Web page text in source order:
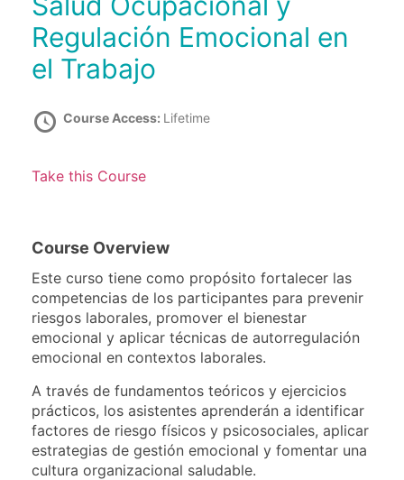
Regulación Emocional en
el Trabajo
Course Access: Lifetime
Take this Course
Course Overview
Este curso tiene como propósito fortalecer las
competencias de los participantes para prevenir
riesgos laborales, promover el bienestar
emocional y aplicar técnicas de autorregulación
emocional en contextos laborales.
A través de fundamentos teóricos y ejercicios
prácticos, los asistentes aprenderán a identificar
factores de riesgo físicos y psicosociales, aplicar
estrategias de gestión emocional y fomentar una
cultura organizacional saludable.